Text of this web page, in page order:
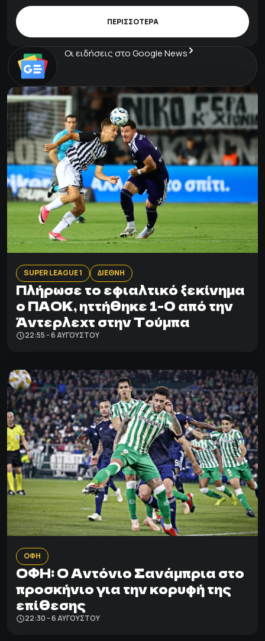
ΠΕΡΙΣΣΟΤΕΡΑ
Οι ειδήσεις στο Google News
SUPER LEAGUE 1 ΔΙΕΘΝΗ
Πλήρωσε το εφιαλτικό ξεκίνημα
ο ΠΑΟΚ, ηττήθηκε 1-0 από την
Άντερλεχτ στην Τούμπα
22:55 - 6 ΑΥΓΟΎΣΤΟΥ
ΟΦΗ
ΟΦΗ: Ο Αντόνιο Σανάμπρια στο
προσκήνιο για την κορυφή της
επίθεσης
22:30 - 6 ΑΥΓΟΎΣΤΟΥ